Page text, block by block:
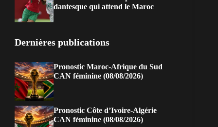
dantesque qui attend le Maroc
Dernières publications
Pronostic Maroc-Afrique du Sud
CAN féminine (08/08/2026)
Pronostic Côte d’Ivoire-Algérie
CAN féminine (08/08/2026)